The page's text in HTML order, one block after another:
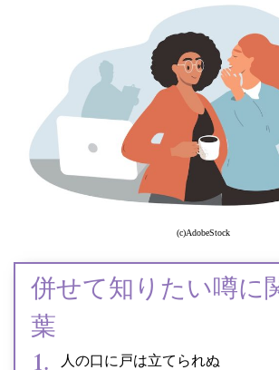
(c)AdobeStock
併せて知りたい噂に
葉
人の口に戸は立てられぬ